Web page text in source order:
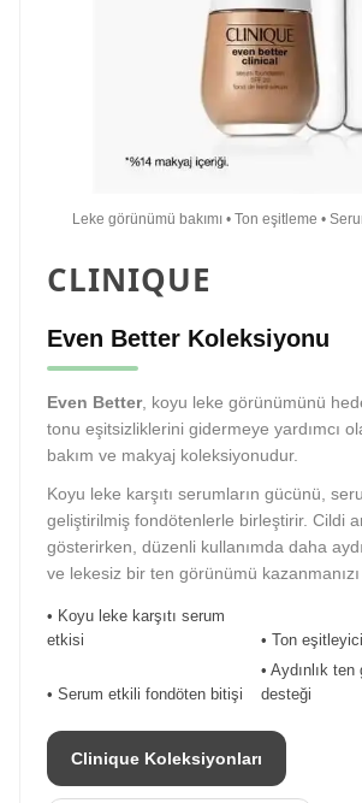
Leke görünümü bakımı • Ton eşitleme •
CLINIQUE
Even Better Koleksiyonu
Even Better, koyu leke görünümünü
tonu eşitsizliklerini gidermeye yardımcı
bakım ve makyaj koleksiyonudur.
Koyu leke karşıtı serumların gücünü,
geliştirilmiş fondötenlerle birleştirir. Cildi
gösterirken, düzenli kullanımda daha
ve lekesiz bir ten görünümü
• Koyu leke karşıtı serum
etkisi
• Ton
• Serum etkili fondöten bitişi
• Aydınlık ten
desteği
Clinique Koleksiyonları